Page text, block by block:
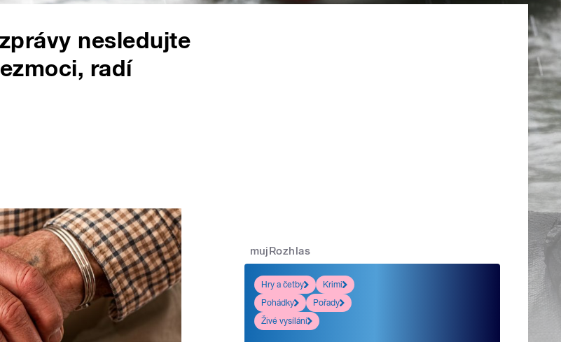
nesledujte
radí
mujRozhlas
Hry a četby
Krimi
Pohádky
Pořady
Živé vysílání